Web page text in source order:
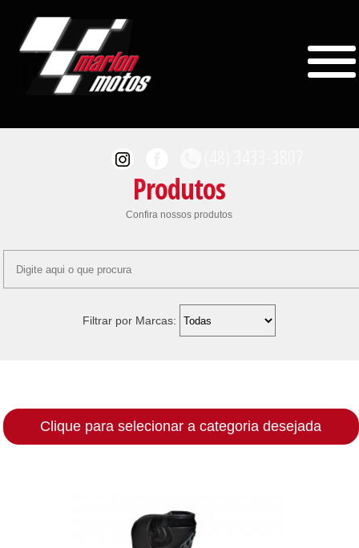
MOTOS/VENDAS
ACESSÓRIOS/VENDAS
Produtos
Confira nossos produtos
Filtrar por Marcas:
Clique para selecionar a categoria desejada